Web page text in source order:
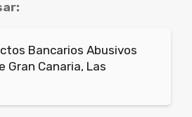
Bancarios Abusivos
Gran Canaria, Las